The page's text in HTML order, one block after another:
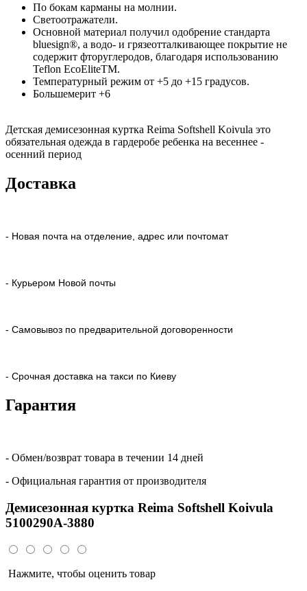
По бокам карманы на молнии.
Светоотражатели.
Основной материал получил одобрение стандарта
bluesign®, а водо- и грязеотталкивающее покрытие не
содержит фторуглеродов, благодаря использованию
Teflon EcoEliteTM.
Температурный режим от +5 до +15 градусов.
Большемерит +6
Детская демисезонная куртка Reima Softshell Koivula это
обязательная одежда в гардеробе ребенка на весеннее -
осенний период
Доставка
- Новая почта на отделение, адрес или почтомат
- Курьером Новой почты
- Самовывоз по предварительной договоренности
- Срочная доставка на такси по Киеву
Гарантия
- Обмен/возврат товара в течении 14 дней
- Официальная гарантия от производителя
Демисезонная куртка Reima Softshell Koivula
5100290A-3880
Нажмите, чтобы оценить товар